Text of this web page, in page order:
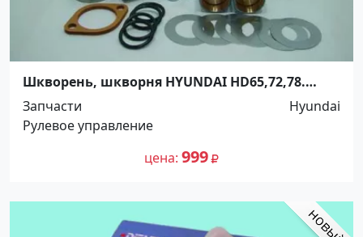
Шкворень, шкворня HYUNDAI HD65,72,78.
Распродажа! До -100%! Краснодар
Запчасти
Hyundai
Рулевое управление
цена 999